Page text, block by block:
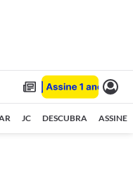
JC DESCUBRA ASSINE